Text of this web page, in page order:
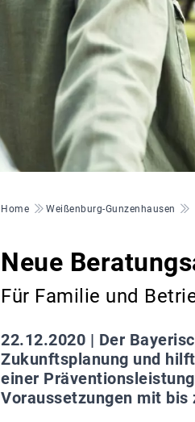
Pfadnavigation
Home Weißenburg-Gunzenhausen
Neue
Für Familie und
22.12.2020 | Der
Zukunftsplanung und
einer
Voraussetzungen mit bis